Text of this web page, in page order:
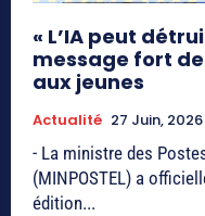
« L’IA peut
message fort
aux jeunes
Actualité 27 Juin, 2026
- La ministre des
(MINPOSTEL) a
édition...